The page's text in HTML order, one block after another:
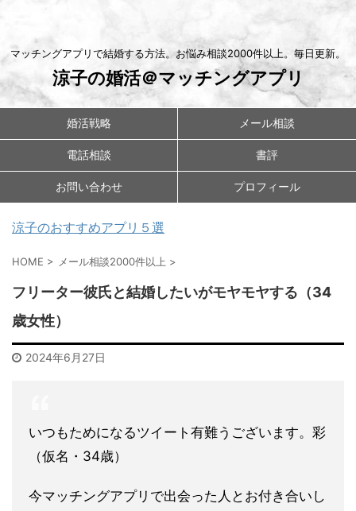
マッチングアプリで結婚する方法。お悩み相談2000件以上。毎日更新。
涼子の婚活＠マッチングアプリ
婚活戦略 メール相談
電話相談 書評
お問い合わせ プロフィール
涼子のおすすめアプリ５選
HOME > メール相談2000件以上 >
フリーター彼氏と結婚したいがモヤモヤする（34
歳女性）
2024年6月27日
いつもためになるツイート有難うございます。彩
（仮名・34歳）
今マッチングアプリで出会った人とお付き合いし